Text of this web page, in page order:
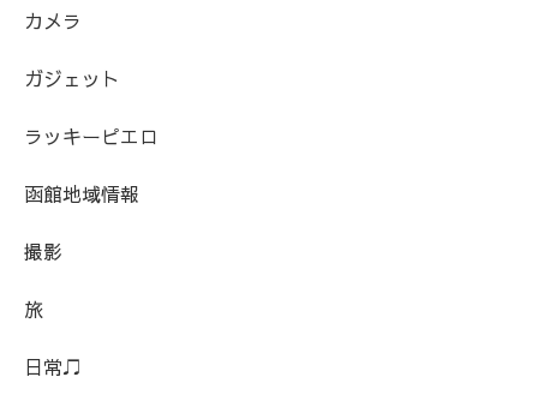
カメラ
ガジェット
ラッキーピエロ
函館地域情報
撮影
旅
日常♫